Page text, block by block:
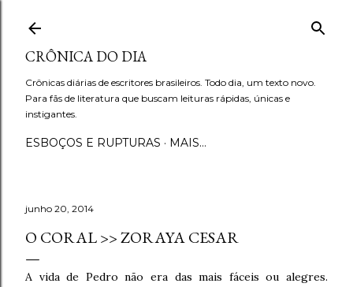
CRÔNICA DO DIA
Crônicas diárias de escritores brasileiros. Todo dia, um texto novo.
Para fãs de literatura que buscam leituras rápidas, únicas e
instigantes.
ESBOÇOS E RUPTURAS MAIS…
junho 20, 2014
O CORAL >> ZORAYA CESAR
A vida de Pedro não era das mais fáceis ou alegres.